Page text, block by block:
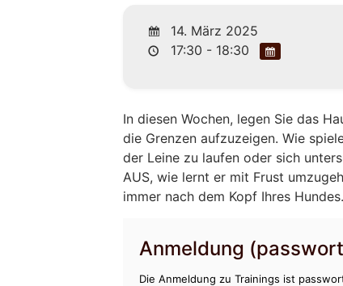
14. März 2025
17:30 - 18:30
In diesen Wochen, legen Sie das
die Grenzen aufzuzeigen. Wie
der Leine zu laufen oder sich
AUS, wie lernt er mit Frust
immer nach dem Kopf Ihres
Anmeldung
Die Anmeldung zu Trainings ist